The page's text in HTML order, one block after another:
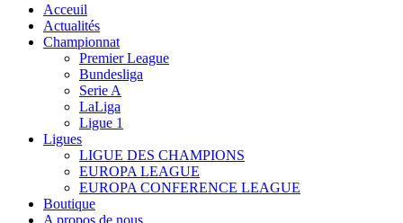
Acceuil
Actualités
Championnat
Premier League
Bundesliga
Serie A
LaLiga
Ligue 1
Ligues
LIGUE DES CHAMPIONS
EUROPA LEAGUE
EUROPA CONFERENCE LEAGUE
Boutique
A propos de nous